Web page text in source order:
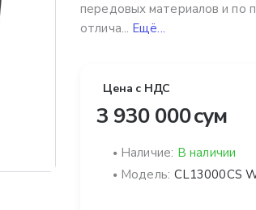
передовых материалов и по
отлича... Ещё...
Цена с НДС
3 930 000 сум
Наличие: В наличии
Модель: CL13000CS